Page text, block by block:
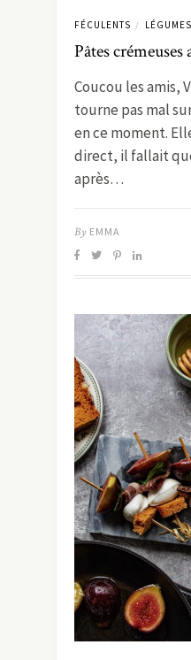
FÉCULENTS / LÉGUMES
Pâtes
Coucou les amis,
tourne pas mal
en ce moment.
direct, il fallait
après…
By EMMA